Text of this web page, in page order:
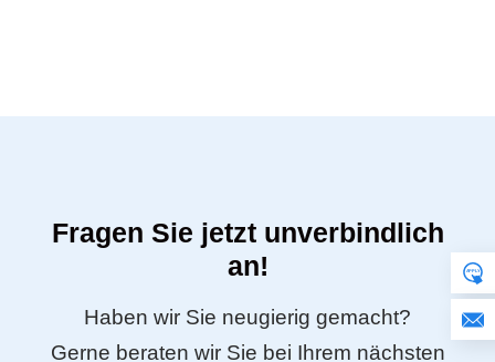
Fragen Sie jetzt unverbindlich
an!
Haben wir Sie neugierig gemacht?
Gerne beraten wir Sie bei Ihrem nächsten